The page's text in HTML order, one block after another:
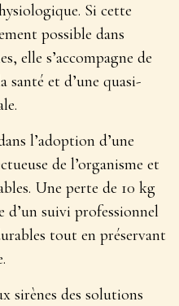
Si cette
possible dans
elle s’accompagne de
santé et d’une quasi-
l’adoption d’une
de l’organisme et
Une perte de 10 kg
d’un suivi professionnel
tout en préservant
sirènes des solutions